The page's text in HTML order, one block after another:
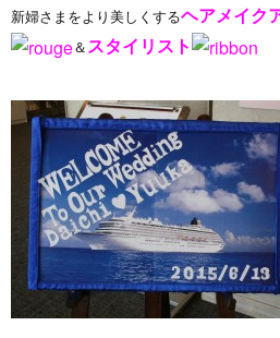
新婦さまをより美しくするヘアメイク
＆スタイリスト